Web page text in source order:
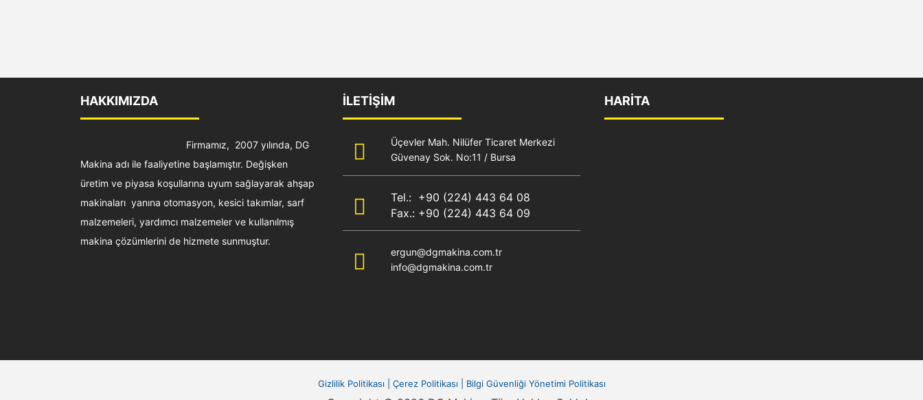
HAKKIMIZDA
Firmamız, 2007 yılında, DG
Makina adı ile faaliyetine başlamıştır. Değişken
üretim ve piyasa koşullarına uyum sağlayarak ahşap
makinaları yanına otomasyon, kesici takımlar, sarf
malzemeleri, yardımcı malzemeler ve kullanılmış
makina çözümlerini de hizmete sunmuştur.
İLETİŞİM
Üçevler Mah. Nilüfer Ticaret Merkezi
Güvenay Sok. No:11 / Bursa
Tel.: +90 (224) 443 64 08
Fax.: +90 (224) 443 64 09
ergun@dgmakina.com.tr
info@dgmakina.com.tr
HARİTA
Gizlilik Politikası Çerez Politikası Bilgi Güvenliği Yönetimi Politikası